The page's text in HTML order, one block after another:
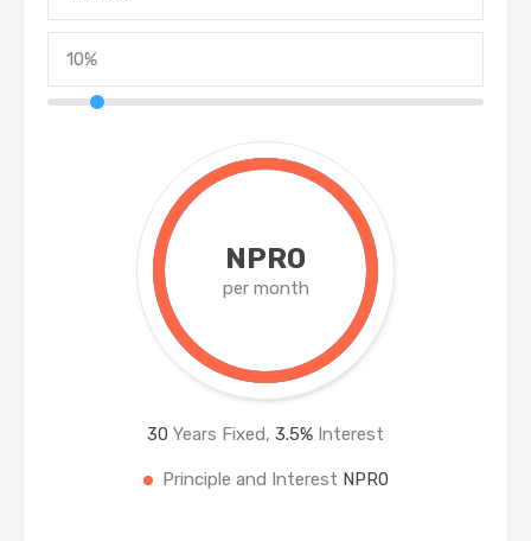
NPR0
per month
30 Years Fixed, 3.5% Interest
Principle and Interest NPR0